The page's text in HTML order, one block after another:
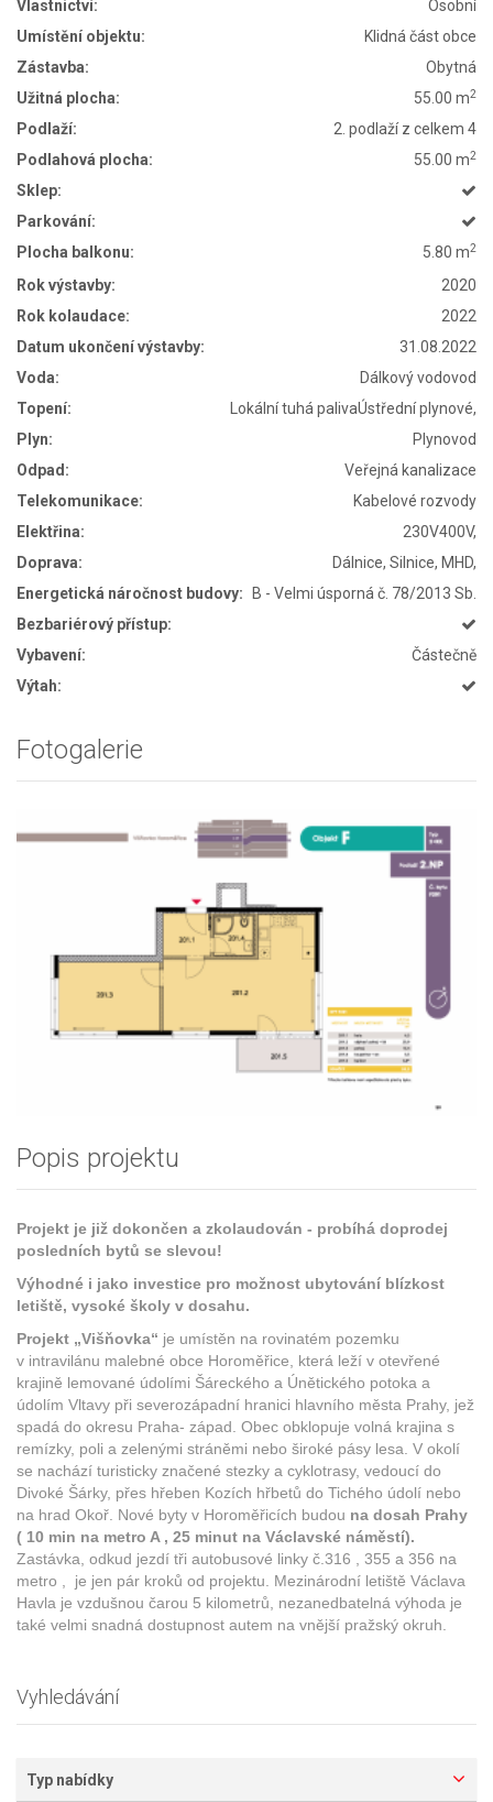
Vlastnictví:
Osobní
Umístění objektu:
Klidná část obce
Zástavba:
Obytná
Užitná plocha:
55.00 m2
Podlaží:
2. podlaží z celkem 4
Podlahová plocha:
55.00 m2
Sklep:
Parkování:
Plocha balkonu:
5.80 m2
Rok výstavby:
2020
Rok kolaudace:
2022
Datum ukončení výstavby:
31.08.2022
Voda:
Dálkový vodovod
Topení:
Lokální tuhá palivaÚstřední plynové,
Plyn:
Plynovod
Odpad:
Veřejná kanalizace
Telekomunikace:
Kabelové rozvody
Elektřina:
230V400V,
Doprava:
Dálnice, Silnice, MHD,
Energetická náročnost budovy:
B - Velmi úsporná č. 78/2013 Sb.
Bezbariérový přístup:
Vybavení:
Částečně
Výtah:
Fotogalerie
Popis projektu
Projekt je již dokončen a zkolaudován - probíhá doprodej
posledních bytů se slevou!
Výhodné i jako investice pro možnost ubytování blízkost
letiště, vysoké školy v dosahu.
Projekt „Višňovka“ je umístěn na rovinatém pozemku
v intravilánu malebné obce Horoměřice, která leží v otevřené
krajině lemované údolími Šáreckého a Únětického potoka a
údolím Vltavy při severozápadní hranici hlavního města Prahy, jež
spadá do okresu Praha- západ. Obec obklopuje volná krajina s
remízky, poli a zelenými stráněmi nebo široké pásy lesa. V okolí
se nachází turisticky značené stezky a cyklotrasy, vedoucí do
Divoké Šárky, přes hřeben Kozích hřbetů do Tichého údolí nebo
na hrad Okoř. Nové byty v Horoměřicích budou na dosah Prahy
( 10 min na metro A , 25 minut na Václavské náměstí).
Zastávka, odkud jezdí tři autobusové linky č.316 , 355 a 356 na
metro , je jen pár kroků od projektu. Mezinárodní letiště Václava
Havla je vzdušnou čarou 5 kilometrů, nezanedbatelná výhoda je
také velmi snadná dostupnost autem na vnější pražský okruh.
Vyhledávání
Typ nabídky